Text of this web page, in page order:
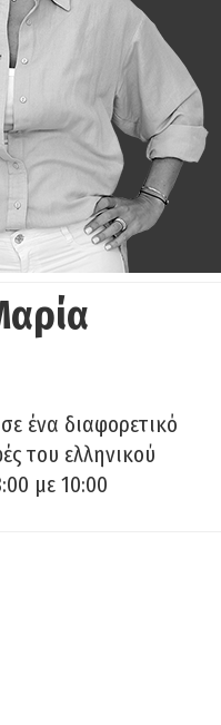
ένα διαφορετικό
του ελληνικού
με 10:00